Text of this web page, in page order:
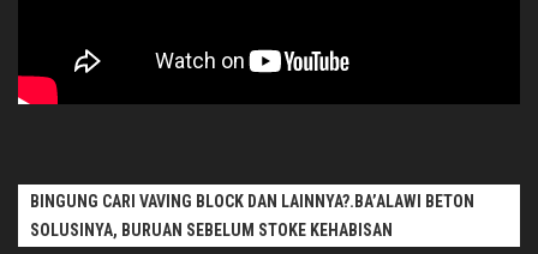
BINGUNG CARI VAVING BLOCK DAN LAINNYA?.BA’ALAWI BETON
SOLUSINYA, BURUAN SEBELUM STOKE KEHABISAN